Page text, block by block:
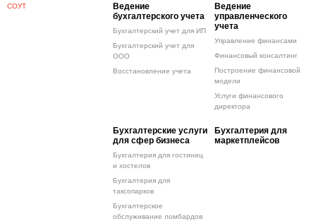
СОУТ
Ведение
бухгалтерского учета
Бухгалтерский учет для ИП
Бухгалтерский учет для
ООО
Восстановление учета
Ведение
управленческого
учета
Управление финансами
Финансовый консалтинг
Построение финансовой
модели
Услуги финансового
директора
Бухгалтерские услуги
для сфер бизнеса
Бухгалтерия для гостиниц
и хостелов
Бухгалтерия для
таксопарков
Бухгалтерское
обслуживание ломбардов
Бухгалтерия для
маркетплейсов